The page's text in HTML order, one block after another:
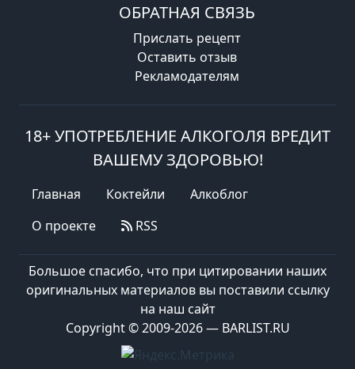
ОБРАТНАЯ СВЯЗЬ
Прислать рецепт
Оставить отзыв
Рекламодателям
18+ УПОТРЕБЛЕНИЕ АЛКОГОЛЯ ВРЕДИТ
ВАШЕМУ ЗДОРОВЬЮ!
Главная Коктейли
Алкоблог
О проекте
RSS
Большое спасибо, что при цитировании наших
оригинальных материалов вы поставили ссылку
на наш сайт
Copyright © 2009-2026 — BARLIST.RU